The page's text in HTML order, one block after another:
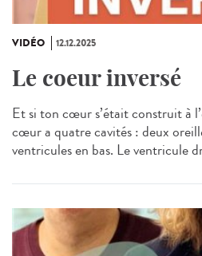
VIDÉO 12.12.2025
Le coeur inversé
Et si ton cœur s’était construit à
cœur a quatre cavités : deux
ventricules en bas. Le ventricule